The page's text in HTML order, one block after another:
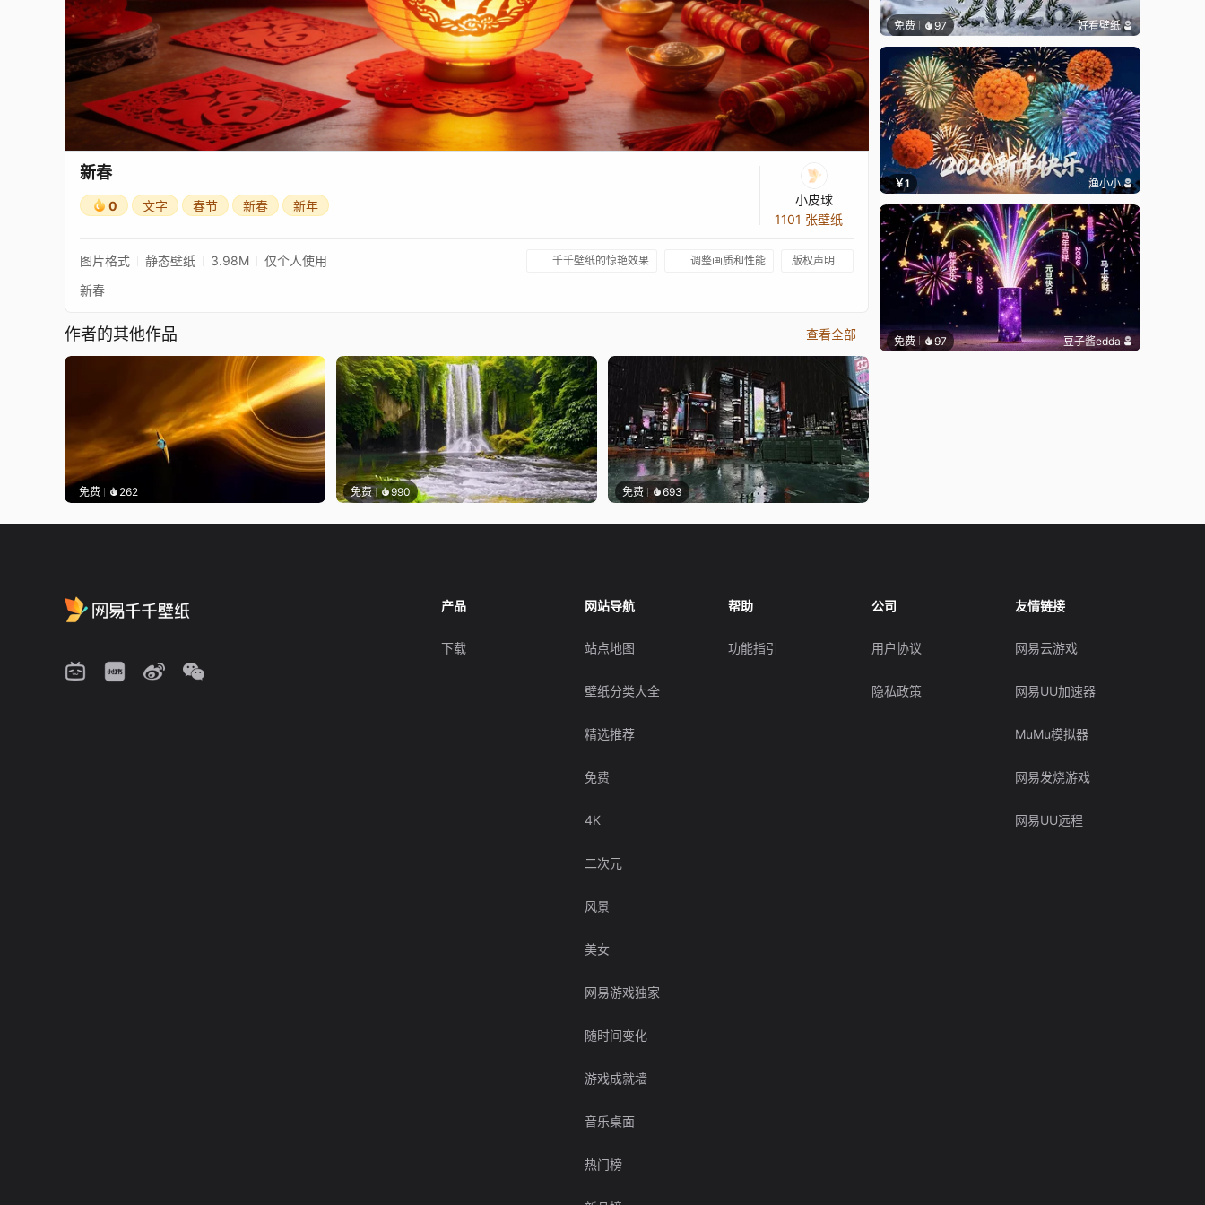
新春
0 文字 春节 新春 新年
小皮球
1101 张壁纸
图片格式 静态壁纸 3.98M 仅个人使用 千千壁纸的惊艳效果 调整画质和性能 版权声明
新春
作者的其他作品 查看全部
免费 262 免费 990 免费 693
免费 97 好看壁纸
￥1 渔小小
免费 97 豆子酱edda
产品
下载
网站导航
站点地图
壁纸分类大全
精选推荐
免费
4K
二次元
风景
美女
网易游戏独家
随时间变化
游戏成就墙
音乐桌面
热门榜
帮助
功能指引
公司
用户协议
隐私政策
友情链接
网易云游戏
网易UU加速器
MuMu模拟器
网易发烧游戏
网易UU远程